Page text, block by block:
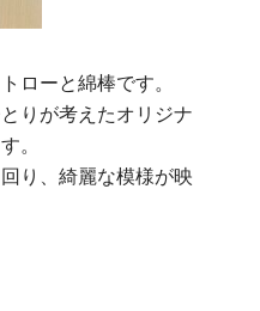
ローと綿棒です。
りが考えたオリジナ
。
り、綺麗な模様が映